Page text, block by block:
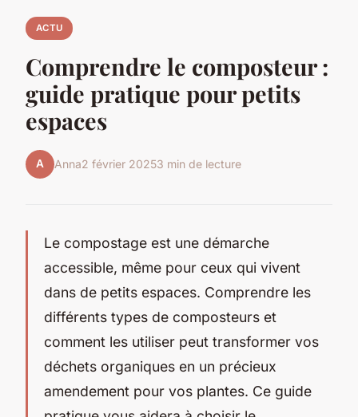
ACTU
Comprendre le composteur :
guide pratique pour petits
espaces
A Anna2 février 20253 min de lecture
Le compostage est une démarche
accessible, même pour ceux qui vivent
dans de petits espaces. Comprendre les
différents types de composteurs et
comment les utiliser peut transformer vos
déchets organiques en un précieux
amendement pour vos plantes. Ce guide